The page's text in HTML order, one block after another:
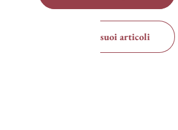
suoi articoli